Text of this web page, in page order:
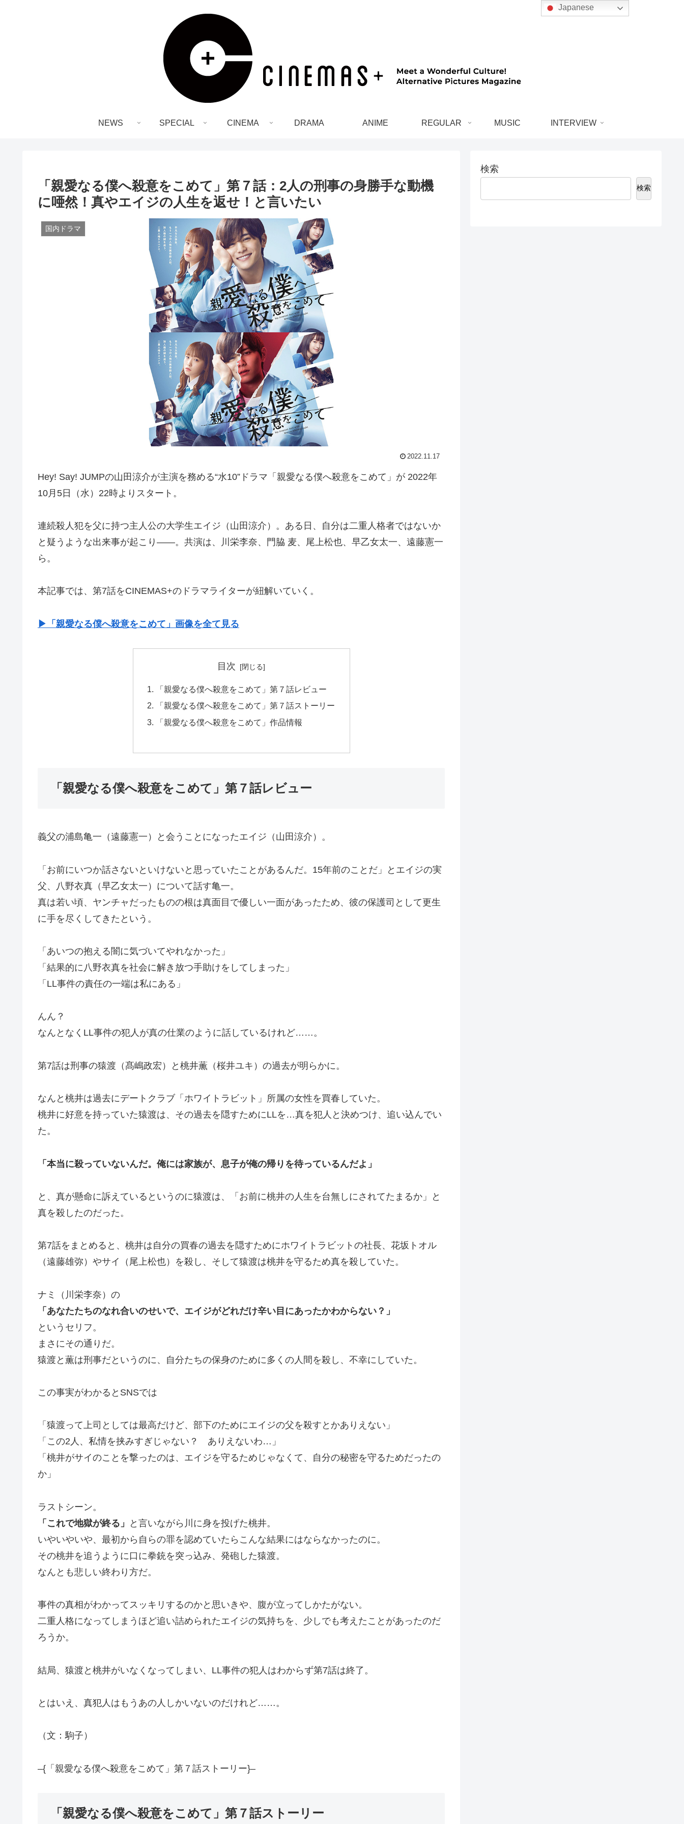
NEWS SPECIAL CINEMA DRAMA ANIME REGULAR MUSIC INTERVIEW
「親愛なる僕へ殺意をこめて」第７話：2人の刑事の身勝手な動機
に唖然！真やエイジの人生を返せ！と言いたい
国内ドラマ
2022.11.17
Hey! Say! JUMPの山田涼介が主演を務める“水10”ドラマ「親愛なる僕へ殺意をこめて」が 2022年
10月5日（水）22時よりスタート。
連続殺人犯を父に持つ主人公の大学生エイジ（山田涼介）。ある日、自分は二重人格者ではないか
と疑うような出来事が起こり——。共演は、川栄李奈、門脇 麦、尾上松也、早乙女太一、遠藤憲一
ら。
本記事では、第7話をCINEMAS+のドラマライターが紐解いていく。
▶︎「親愛なる僕へ殺意をこめて」画像を全て見る
目次
「親愛なる僕へ殺意をこめて」第７話レビュー
「親愛なる僕へ殺意をこめて」第７話ストーリー
「親愛なる僕へ殺意をこめて」作品情報
「親愛なる僕へ殺意をこめて」第７話レビュー
義父の浦島亀一（遠藤憲一）と会うことになったエイジ（山田涼介）。
「お前にいつか話さないといけないと思っていたことがあるんだ。15年前のことだ」とエイジの実
父、八野衣真（早乙女太一）について話す亀一。
真は若い頃、ヤンチャだったものの根は真面目で優しい一面があったため、彼の保護司として更生
に手を尽くしてきたという。
「あいつの抱える闇に気づいてやれなかった」
「結果的に八野衣真を社会に解き放つ手助けをしてしまった」
「LL事件の責任の一端は私にある」
んん？
なんとなくLL事件の犯人が真の仕業のように話しているけれど……。
第7話は刑事の猿渡（髙嶋政宏）と桃井薫（桜井ユキ）の過去が明らかに。
なんと桃井は過去にデートクラブ「ホワイトラビット」所属の女性を買春していた。
桃井に好意を持っていた猿渡は、その過去を隠すためにLLを…真を犯人と決めつけ、追い込んでい
た。
「本当に殺っていないんだ。俺には家族が、息子が俺の帰りを待っているんだよ」
と、真が懸命に訴えているというのに猿渡は、「お前に桃井の人生を台無しにされてたまるか」と
真を殺したのだった。
第7話をまとめると、桃井は自分の買春の過去を隠すためにホワイトラビットの社長、花坂トオル
（遠藤雄弥）やサイ（尾上松也）を殺し、そして猿渡は桃井を守るため真を殺していた。
ナミ（川栄李奈）の
「あなたたちのなれ合いのせいで、エイジがどれだけ辛い目にあったかわからない？」
というセリフ。
まさにその通りだ。
猿渡と薫は刑事だというのに、自分たちの保身のために多くの人間を殺し、不幸にしていた。
この事実がわかるとSNSでは
「猿渡って上司としては最高だけど、部下のためにエイジの父を殺すとかありえない」
「この2人、私情を挟みすぎじゃない？ ありえないわ…」
「桃井がサイのことを撃ったのは、エイジを守るためじゃなくて、自分の秘密を守るためだったの
か」
ラストシーン。
「これで地獄が終る」
と言いながら川に身を投げた桃井。
いやいやいや、最初から自らの罪を認めていたらこんな結果にはならなかったのに。
その桃井を追うように口に拳銃を突っ込み、発砲した猿渡。
なんとも悲しい終わり方だ。
事件の真相がわかってスッキリするのかと思いきや、腹が立ってしかたがない。
二重人格になってしまうほど追い詰められたエイジの気持ちを、少しでも考えたことがあったのだ
ろうか。
結局、猿渡と桃井がいなくなってしまい、LL事件の犯人はわからず第7話は終了。
とはいえ、真犯人はもうあの人しかいないのだけれど……。
（文：駒子）
–{「親愛なる僕へ殺意をこめて」第７話ストーリー}–
「親愛なる僕へ殺意をこめて」第７話ストーリー
検索
検索
Japanese